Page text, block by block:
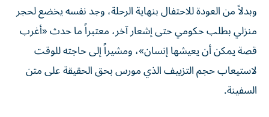
وبدلاً من العودة للاحتفال بنهاية الرحلة، وجد نفسه يخضع لحجر
منزلي بطلب حكومي حتى إشعار آخر، معتبراً ما حدث «أغرب
قصة يمكن أن يعيشها إنسان»، ومشيراً إلى حاجته للوقت
لاستيعاب حجم التزييف الذي مورس بحق الحقيقة على متن
السفينة.